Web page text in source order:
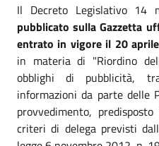
Il Decreto Legislativo
pubblicato sulla Gazzetta
entrato in vigore il 20
in materia di "Riordino
obblighi di pubblicità,
informazioni da parte delle
provvedimento,
criteri di delega previsti